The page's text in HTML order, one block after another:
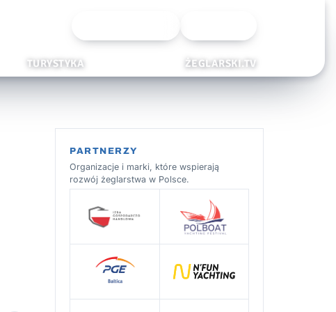
TURYSTYKA ŻEGLARSKI.TV
PARTNERZY
Organizacje i marki, które wspierają
rozwój żeglarstwa w Polsce.